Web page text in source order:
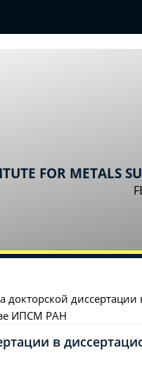
FOR METALS
докторской
ИПСМ РАН
в